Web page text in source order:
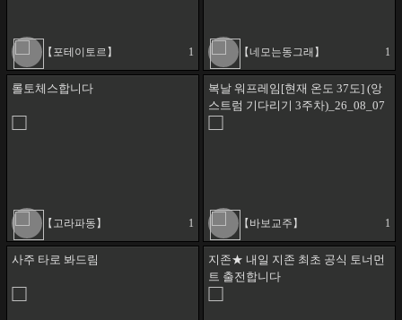
【포테이토르】 1 【네모는동그래】 1
롤토체스합니다
【고라파동】 1
복날 워프레임[현재 온도 37도] (앙
스트럼 기다리기 3주차)_26_08_07
【바보교주】 1
사주 타로 봐드림
지존★ 내일 지존 최초 공식 토너먼
트 출전합니다